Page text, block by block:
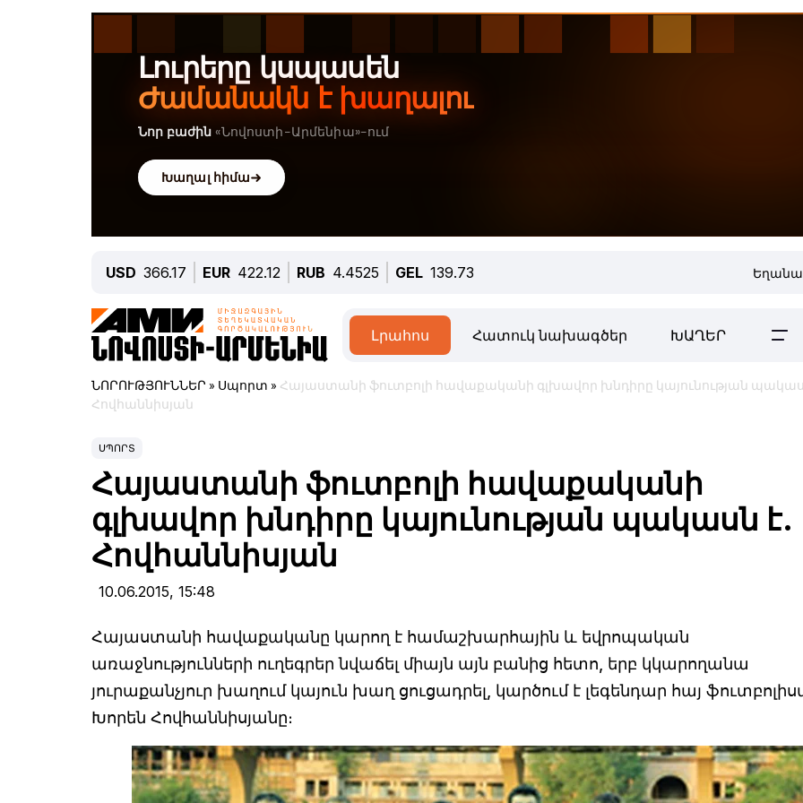
USD 366.17 EUR 422.12 RUB 4.4525 GEL 139.73
Լրահոս Հատուկ նախագծեր ԽԱՂԵՐ
ՆՈՐՈՒԹՅՈՒՆՆԵՐ » Սպորտ » Հայաստանի ֆուտբոլի հավաքականի գլխավոր խնդիրը կայունության
Հովհաննիսյան
ՍՊՈՐՏ
Հայաստանի ֆուտբոլի հավաքականի
գլխավոր խնդիրը կայունության պակասն է.
Հովհաննիսյան
10.06.2015, 15:48
Հայաստանի հավաքականը կարող է համաշխարհային և եվրոպական
առաջնությունների ուղեգրեր նվաճել միայն այն բանից հետո, երբ կկարողանա
յուրաքանչյուր խաղում կայուն խաղ ցուցադրել, կարծում է լեգենդար հայ
Խորեն Հովհաննիսյանը։